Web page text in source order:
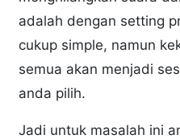
adalah dengan setting
cukup simple, namun
semua akan menjadi
anda pilih.
Jadi untuk masalah ini